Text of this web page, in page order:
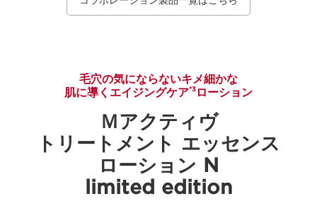
毛穴の気にならないキメ細かな
肌に導くエイジングケア*3 ローション
Ｍアクティヴ
トリートメント エッセンス
ローション N
limited edition